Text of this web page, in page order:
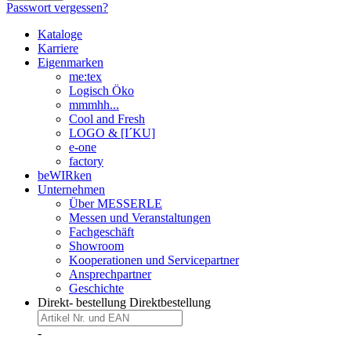
Passwort vergessen?
Kataloge
Karriere
Eigenmarken
me:tex
Logisch Öko
mmmhh...
Cool and Fresh
LOGO & [I´KU]
e-one
factory
beWIRken
Unternehmen
Über MESSERLE
Messen und Veranstaltungen
Fachgeschäft
Showroom
Kooperationen und Servicepartner
Ansprechpartner
Geschichte
Direkt- bestellung Direktbestellung
-